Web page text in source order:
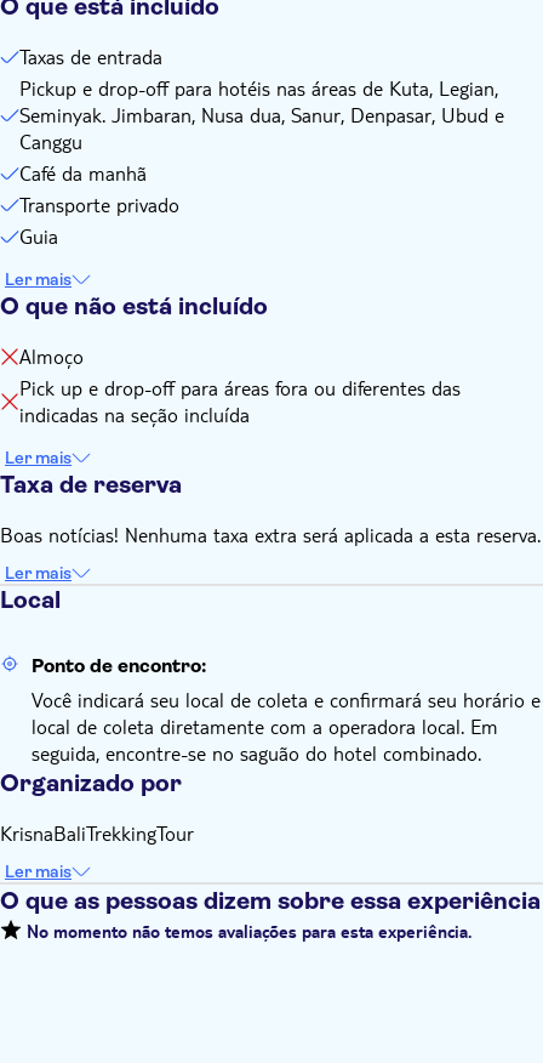
O que está incluído
Taxas de entrada
Pickup e drop-off para hotéis nas áreas de Kuta, Legian,
Seminyak. Jimbaran, Nusa dua, Sanur, Denpasar, Ubud e
Canggu
Café da manhã
Transporte privado
Guia
Ler mais
O que não está incluído
Almoço
Pick up e drop-off para áreas fora ou diferentes das
indicadas na seção incluída
Ler mais
Taxa de reserva
Boas notícias! Nenhuma taxa extra será aplicada a esta reserva.
Ler mais
Local
Ponto de encontro:
Você indicará seu local de coleta e confirmará seu horário e
local de coleta diretamente com a operadora local. Em
seguida, encontre-se no saguão do hotel combinado.
Organizado por
KrisnaBaliTrekkingTour
Ler mais
O que as pessoas dizem sobre essa experiência
No momento não temos avaliações para esta experiência.